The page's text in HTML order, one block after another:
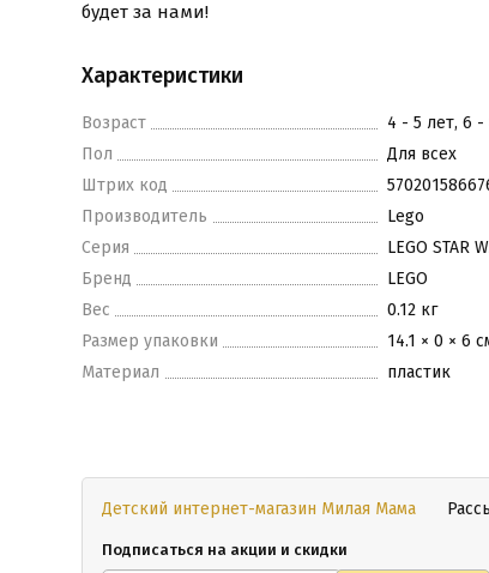
будет за нами!
Характеристики
Возраст
4 - 5 лет, 6 -
Пол
Для всех
Штрих код
Производитель
Lego
Серия
LEGO STAR
Бренд
LEGO
Вес
0.12 кг
Размер упаковки
14.1 × 0 × 6
Материал
пластик
Детский интернет-магазин Милая Мама
Подписаться на акции и скидки